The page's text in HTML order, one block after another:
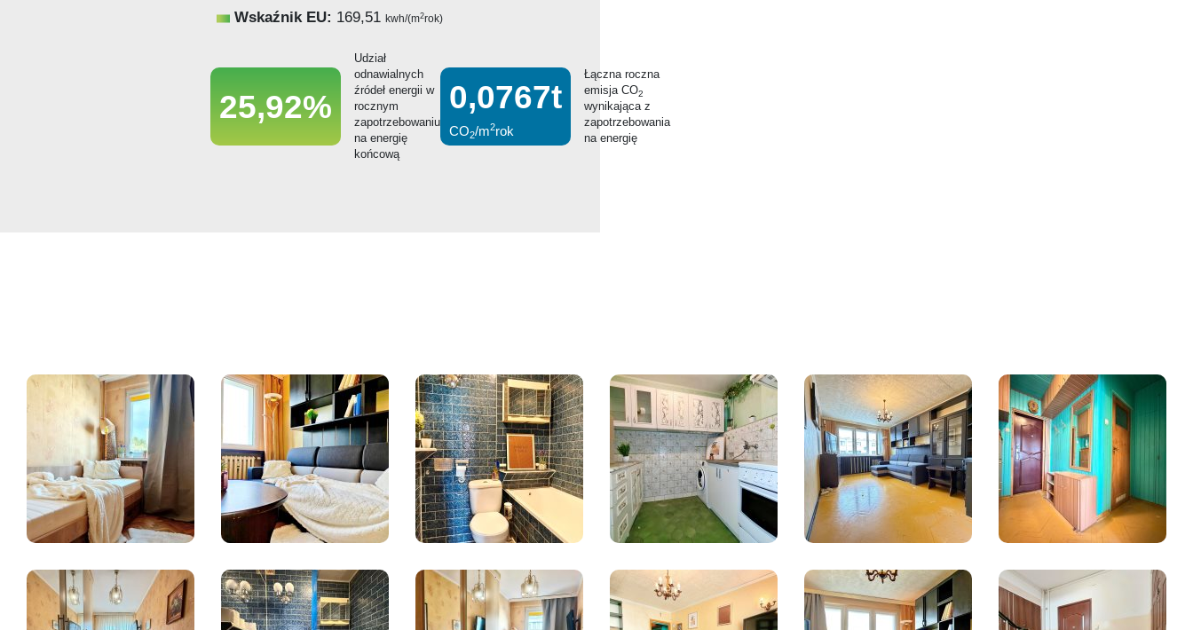
Wskaźnik EU: 169,51 kwh/(m2rok)
25,92%
Udział
odnawialnych
źródeł energii w
rocznym
zapotrzebowaniu
na energię
końcową
0,0767t
CO2/m2rok
Łączna roczna
emisja CO2
wynikająca z
zapotrzebowania
na energię